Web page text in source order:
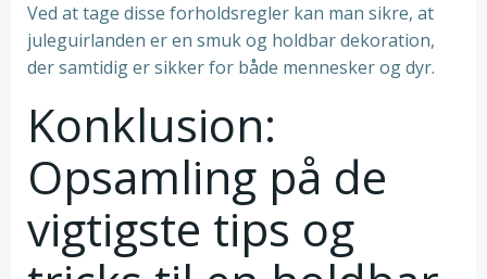
Ved at tage disse forholdsregler kan man sikre, at
juleguirlanden er en smuk og holdbar dekoration,
der samtidig er sikker for både mennesker og dyr.
Konklusion:
Opsamling på de
vigtigste tips og